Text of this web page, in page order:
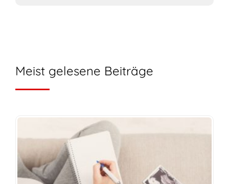
Meist gelesene Beiträge